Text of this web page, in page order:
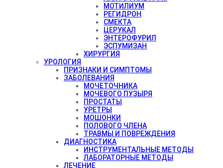
МОТИЛИУМ
РЕГИДРОН
СМЕКТА
ЦЕРУКАЛ
ЭНТЕРОФУРИЛ
ЭСПУМИЗАН
ХИРУРГИЯ
УРОЛОГИЯ
ПРИЗНАКИ И СИМПТОМЫ
ЗАБОЛЕВАНИЯ
МОЧЕТОЧНИКА
МОЧЕВОГО ПУЗЫРЯ
ПРОСТАТЫ
УРЕТРЫ
МОШОНКИ
ПОЛОВОГО ЧЛЕНА
ТРАВМЫ И ПОВРЕЖДЕНИЯ
ДИАГНОСТИКА
ИНСТРУМЕНТАЛЬНЫЕ МЕТОДЫ
ЛАБОРАТОРНЫЕ МЕТОДЫ
ЛЕЧЕНИЕ